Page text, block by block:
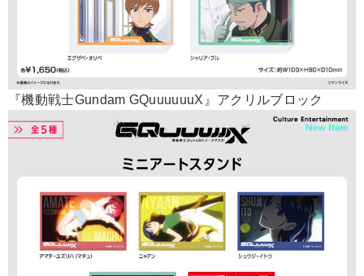
『機動戦士Gundam GQuuuuuuX』アクリルブロック